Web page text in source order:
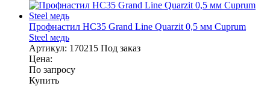
Профнастил НС35 Grand Line Quarzit 0,5 мм Cuprum
Steel медь
Артикул: 170215 Под заказ
Цена:
По запросу
Купить